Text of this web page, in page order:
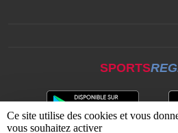
SPORTS
Ce site utilise des cookies et vous
vous souhaitez activer